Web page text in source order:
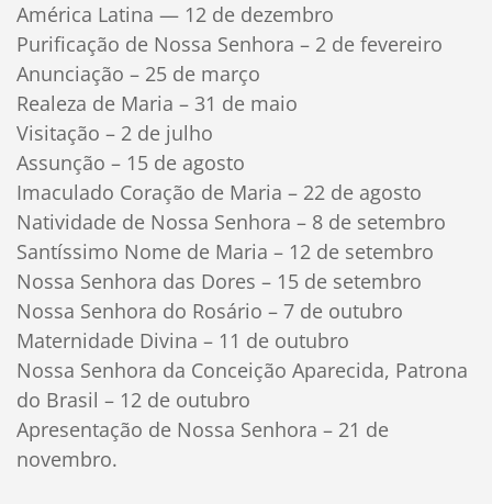
América Latina — 12 de dezembro
Purificação de Nossa Senhora – 2 de fevereiro
Anunciação – 25 de março
Realeza de Maria – 31 de maio
Visitação – 2 de julho
Assunção – 15 de agosto
Imaculado Coração de Maria – 22 de agosto
Natividade de Nossa Senhora – 8 de setembro
Santíssimo Nome de Maria – 12 de setembro
Nossa Senhora das Dores – 15 de setembro
Nossa Senhora do Rosário – 7 de outubro
Maternidade Divina – 11 de outubro
Nossa Senhora da Conceição Aparecida, Patrona
do Brasil – 12 de outubro
Apresentação de Nossa Senhora – 21 de
novembro.